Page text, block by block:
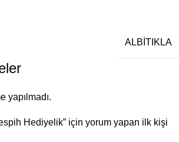
ALBİTIKLA
yapılmadı.
Hediyelik” için yorum yapan ilk kişi